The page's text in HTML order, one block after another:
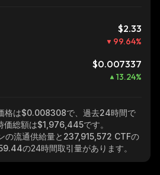
$2.33
99.64%
$0.007337
13.24%
格は$0.008308で、過去24時間で
価総額は$1,976,445です。
の流通供給量と 237,915,572 CTFの
の24時間取引量があります。